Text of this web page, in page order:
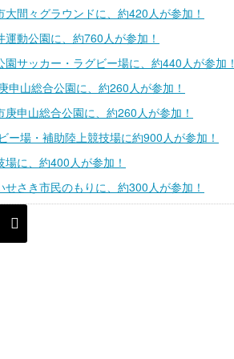
間々グラウンドに、約420人が参加！
動公園に、約760人が参加！
サッカー・ラグビー場に、約440人が参加！
山総合公園に、約260人が参加！
申山総合公園に、約260人が参加！
場・補助陸上競技場に約900人が参加！
に、約400人が参加！
さき市民のもりに、約300人が参加！